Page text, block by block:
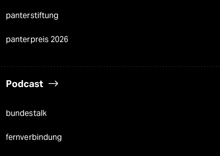
panterstiftung
panterpreis 2026
Podcast
bundestalk
fernverbindung